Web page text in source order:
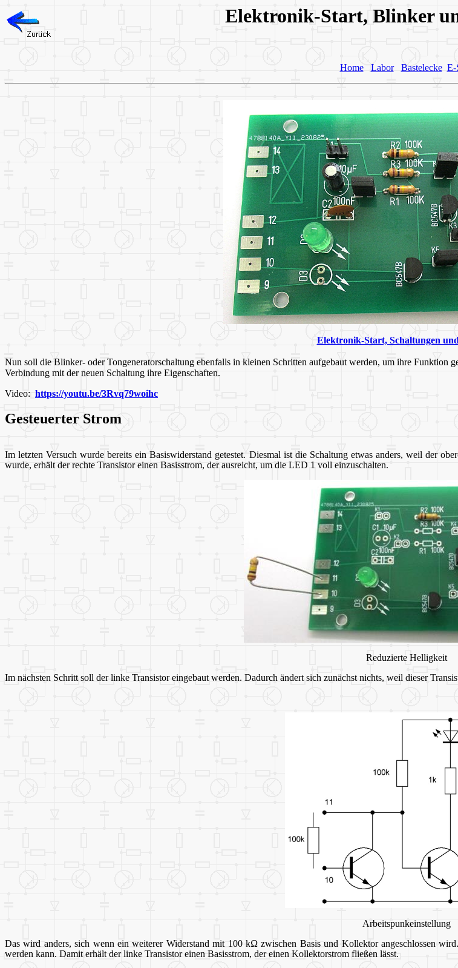
Elektronik-Start, Blinker
Home Labor Bastelecke E-
Elektronik-Start, Schaltungen
Nun soll die Blinker- oder Tongeneratorschaltung ebenfalls in kleinen Schritten aufgebaut werden, um ihre Funktion
Verbindung mit der neuen Schaltung ihre Eigenschaften.
Video: https://youtu.be/3Rvq79woihc
Gesteuerter Strom
Im letzten Versuch wurde bereits ein Basiswiderstand getestet. Diesmal ist die Schaltung etwas anders, weil der
wurde, erhält der rechte Transistor einen Basisstrom, der ausreicht, um die LED 1 voll einzuschalten.
Reduzierte Helligkeit
Im nächsten Schritt soll der linke Transistor eingebaut werden. Dadurch ändert sich zunächst nichts, weil dieser
Arbeitspunkeinstellung
Das wird anders, sich wenn ein weiterer Widerstand mit 100 kΩ zwischen Basis und Kollektor angeschlossen
werden kann. Damit erhält der linke Transistor einen Basisstrom, der einen Kollektorstrom fließen lässt.